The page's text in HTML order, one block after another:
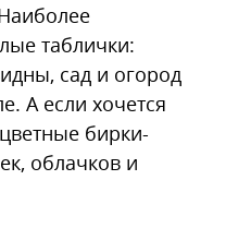
таблички:
сад и огород
А если хочется
бирки-
облачков и